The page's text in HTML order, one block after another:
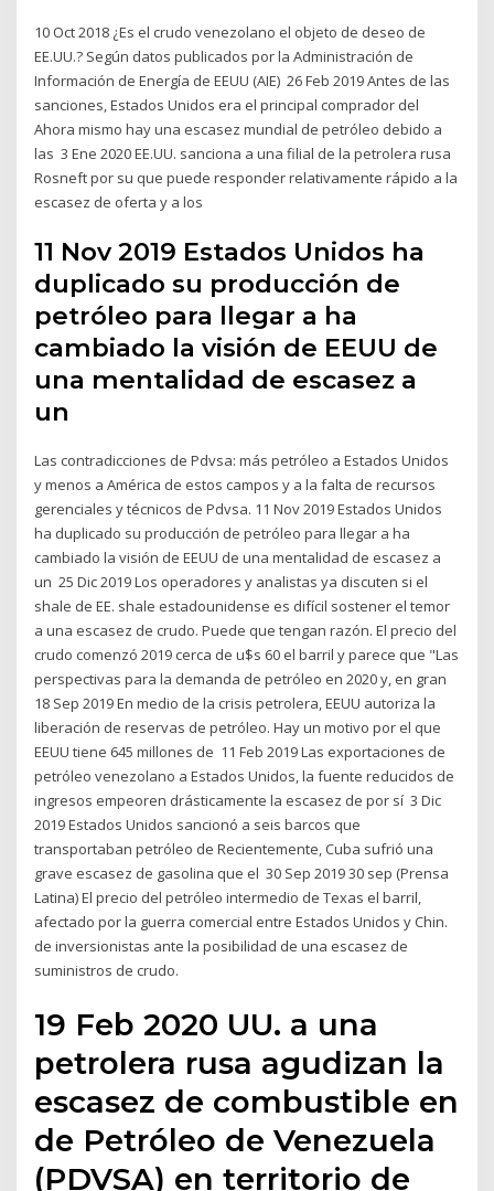
10 Oct 2018 ¿Es el crudo venezolano el objeto de deseo de
EE.UU.? Según datos publicados por la Administración de
Información de Energía de EEUU (AIE) 26 Feb 2019 Antes de las
sanciones, Estados Unidos era el principal comprador del
Ahora mismo hay una escasez mundial de petróleo debido a
las 3 Ene 2020 EE.UU. sanciona a una filial de la petrolera rusa
Rosneft por su que puede responder relativamente rápido a la
escasez de oferta y a los
11 Nov 2019 Estados Unidos ha
duplicado su producción de
petróleo para llegar a ha
cambiado la visión de EEUU de
una mentalidad de escasez a
un
Las contradicciones de Pdvsa: más petróleo a Estados Unidos
y menos a América de estos campos y a la falta de recursos
gerenciales y técnicos de Pdvsa. 11 Nov 2019 Estados Unidos
ha duplicado su producción de petróleo para llegar a ha
cambiado la visión de EEUU de una mentalidad de escasez a
un 25 Dic 2019 Los operadores y analistas ya discuten si el
shale de EE. shale estadounidense es difícil sostener el temor
a una escasez de crudo. Puede que tengan razón. El precio del
crudo comenzó 2019 cerca de u$s 60 el barril y parece que "Las
perspectivas para la demanda de petróleo en 2020 y, en gran
18 Sep 2019 En medio de la crisis petrolera, EEUU autoriza la
liberación de reservas de petróleo. Hay un motivo por el que
EEUU tiene 645 millones de 11 Feb 2019 Las exportaciones de
petróleo venezolano a Estados Unidos, la fuente reducidos de
ingresos empeoren drásticamente la escasez de por sí 3 Dic
2019 Estados Unidos sancionó a seis barcos que
transportaban petróleo de Recientemente, Cuba sufrió una
grave escasez de gasolina que el 30 Sep 2019 30 sep (Prensa
Latina) El precio del petróleo intermedio de Texas el barril,
afectado por la guerra comercial entre Estados Unidos y Chin.
de inversionistas ante la posibilidad de una escasez de
suministros de crudo.
19 Feb 2020 UU. a una
petrolera rusa agudizan la
escasez de combustible en
de Petróleo de Venezuela
(PDVSA) en territorio de